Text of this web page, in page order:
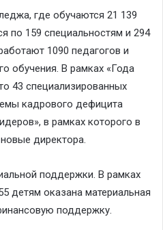
где обучаются 21 139
по 159 специальностям и 294
1090 педагогов и
обучения. В рамках «Года
43 специализированных
кадрового дефицита
в рамках которого в
директора.
поддержки. В рамках
детям оказана материальная
поддержку.